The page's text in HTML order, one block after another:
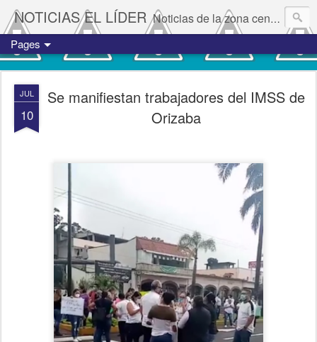
NOTICIAS EL LÍDER Noticias de la zona centro del estado de Veracruz.
Pages
JUL
10
Se manifiestan trabajadores del IMSS de
Orizaba